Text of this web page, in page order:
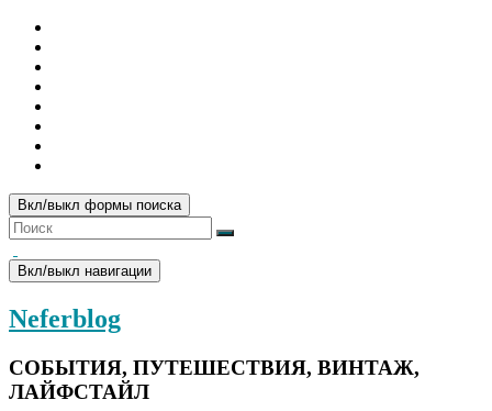
Вкл/выкл формы поиска
Вкл/выкл навигации
Neferblog
СОБЫТИЯ, ПУТЕШЕСТВИЯ, ВИНТАЖ,
ЛАЙФСТАЙЛ